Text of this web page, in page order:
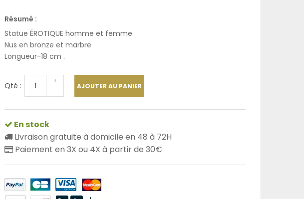
Résumé :
Statue ÉROTIQUE homme et femme
Nus en bronze et marbre
Longueur-18 cm .
Qté :
+
-
AJOUTER AU PANIER
En stock
Livraison gratuite à domicile en 48 à 72H
Paiement en 3X ou 4X à partir de 30€